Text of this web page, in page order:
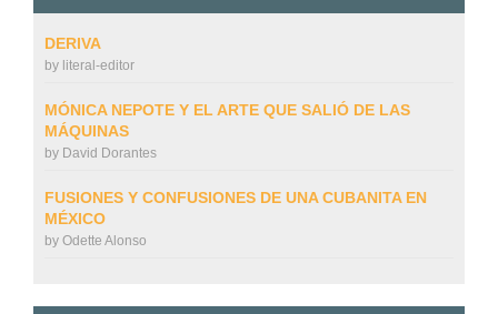
DERIVA
by literal-editor
MÓNICA NEPOTE Y EL ARTE QUE SALIÓ DE LAS
MÁQUINAS
by David Dorantes
FUSIONES Y CONFUSIONES DE UNA CUBANITA EN
MÉXICO
by Odette Alonso